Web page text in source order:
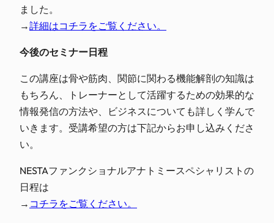
ました。
→詳細はコチラをご覧ください。
今後のセミナー日程
この講座は骨や筋肉、関節に関わる機能解剖の知識は
もちろん、トレーナーとして活躍するための効果的な
情報発信の方法や、ビジネスについても詳しく学んで
いきます。受講希望の方は下記からお申し込みくださ
い。
NESTAファンクショナルアナトミースペシャリストの
日程は
→ コチラをご覧ください。